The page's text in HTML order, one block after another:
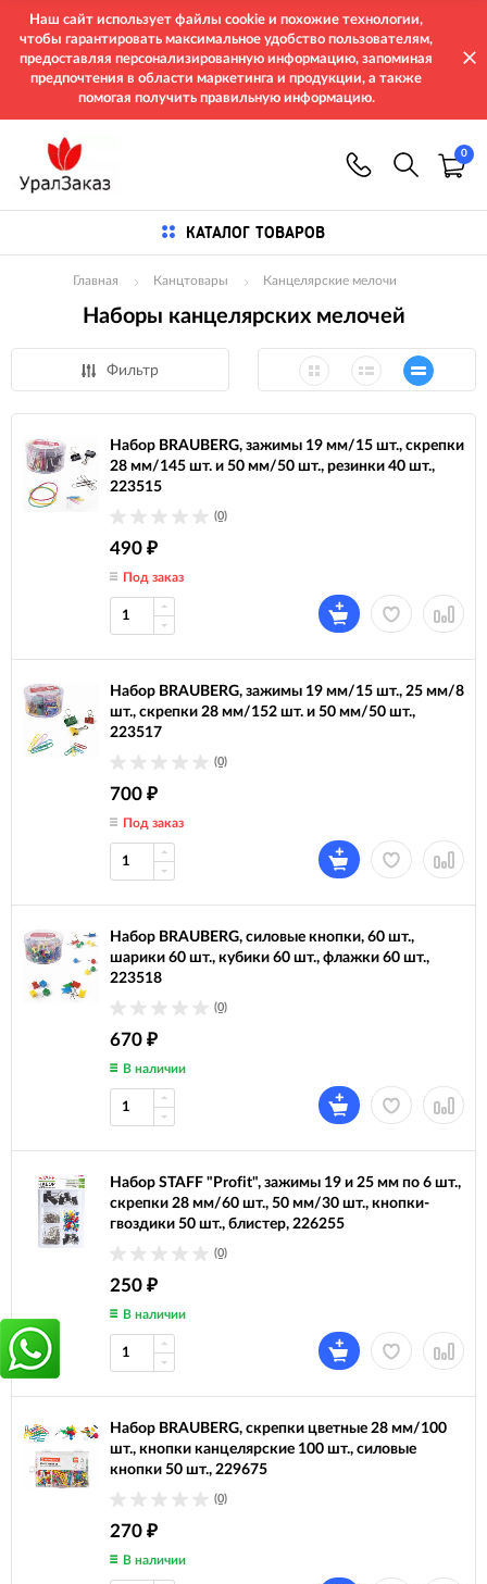
Наш сайт использует файлы cookie и похожие технологии,
чтобы гарантировать максимальное удобство пользователям,
предоставляя персонализированную информацию, запоминая
предпочтения в области маркетинга и продукции, а также
помогая получить правильную информацию.
0
КАТАЛОГ ТОВАРОВ
Главная Канцтовары Канцелярские мелочи
Наборы канцелярских мелочей
Фильтр
Набор BRAUBERG, зажимы 19 мм/15 шт., скрепки
28 мм/145 шт. и 50 мм/50 шт., резинки 40 шт.,
223515
(0)
490 ₽
Под заказ
Набор BRAUBERG, зажимы 19 мм/15 шт., 25 мм/8
шт., скрепки 28 мм/152 шт. и 50 мм/50 шт.,
223517
(0)
700 ₽
Под заказ
Набор BRAUBERG, силовые кнопки, 60 шт.,
шарики 60 шт., кубики 60 шт., флажки 60 шт.,
223518
(0)
670 ₽
В наличии
Набор STAFF "Profit", зажимы 19 и 25 мм по 6 шт.,
скрепки 28 мм/60 шт., 50 мм/30 шт., кнопки-
гвоздики 50 шт., блистер, 226255
(0)
250 ₽
В наличии
Набор BRAUBERG, скрепки цветные 28 мм/100
шт., кнопки канцелярские 100 шт., силовые
кнопки 50 шт., 229675
(0)
270 ₽
В наличии